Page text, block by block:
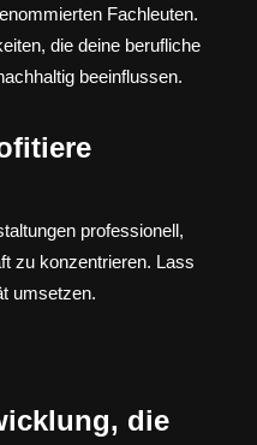
Fachleuten.
die deine berufliche
beeinflussen.
professionell,
zu konzentrieren. Lass
umsetzen.
die